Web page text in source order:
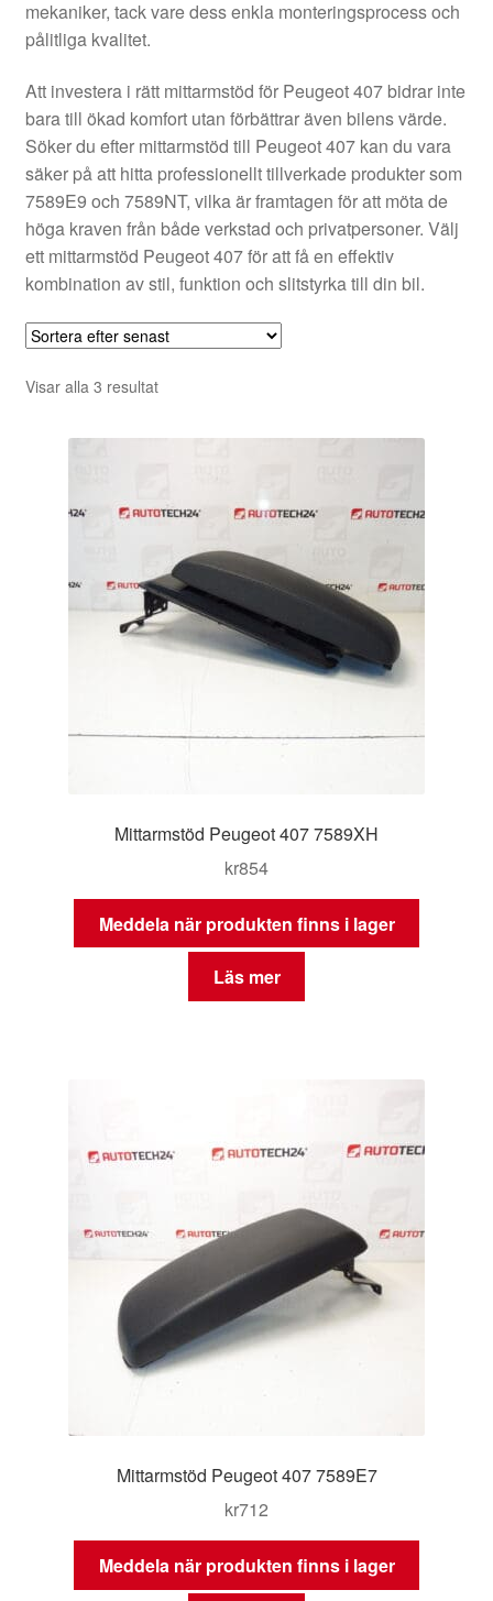
Villkor
mekaniker, tack vare dess enkla monteringsprocess och
pålitliga kvalitet.
Att investera i rätt mittarmstöd för Peugeot 407 bidrar inte
bara till ökad komfort utan förbättrar även bilens värde.
Söker du efter mittarmstöd till Peugeot 407 kan du vara
säker på att hitta professionellt tillverkade produkter som
7589E9 och 7589NT, vilka är framtagen för att möta de
höga kraven från både verkstad och privatpersoner. Välj
ett mittarmstöd Peugeot 407 för att få en effektiv
kombination av stil, funktion och slitstyrka till din bil.
Visar alla 3 resultatSortera
senaste
Mittarmstöd Peugeot 407 7589XH
kr854
Meddela när produkten finns i lager
Läs mer
Mittarmstöd Peugeot 407 7589E7
kr712
Meddela när produkten finns i lager